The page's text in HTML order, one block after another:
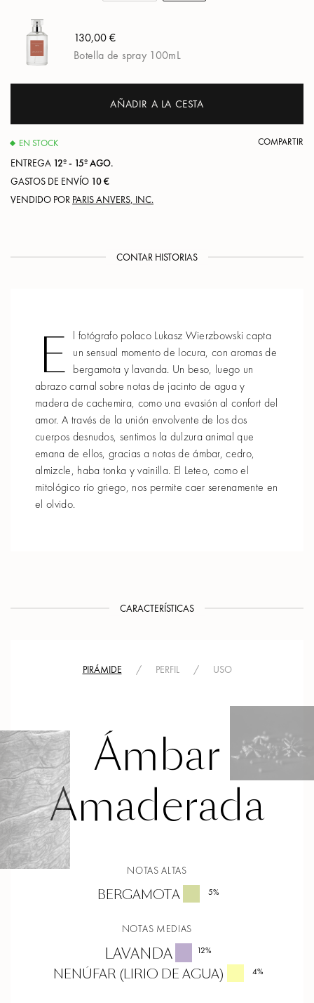
130,00 €
Botella de spray 100mL
AÑADIR A LA CESTA
EN STOCK COMPARTIR
ENTREGA 12º - 15º AGO.
GASTOS DE ENVÍO 10 €
VENDIDO POR PARIS ANVERS, INC.
CONTAR HISTORIAS
E l fotógrafo polaco Lukasz Wierzbowski capta
un sensual momento de locura, con aromas de
bergamota y lavanda. Un beso, luego un
abrazo carnal sobre notas de jacinto de agua y
madera de cachemira, como una evasión al confort del
amor. A través de la unión envolvente de los dos
cuerpos desnudos, sentimos la dulzura animal que
emana de ellos, gracias a notas de ámbar, cedro,
almizcle, haba tonka y vainilla. El Leteo, como el
mitológico río griego, nos permite caer serenamente en
el olvido.
CARACTERÍSTICAS
PIRÁMIDE / PERFIL / USO
Ámbar
Amaderada
NOTAS ALTAS
BERGAMOTA 5%
NOTAS MEDIAS
LAVANDA 12%
NENÚFAR (LIRIO DE AGUA) 4%